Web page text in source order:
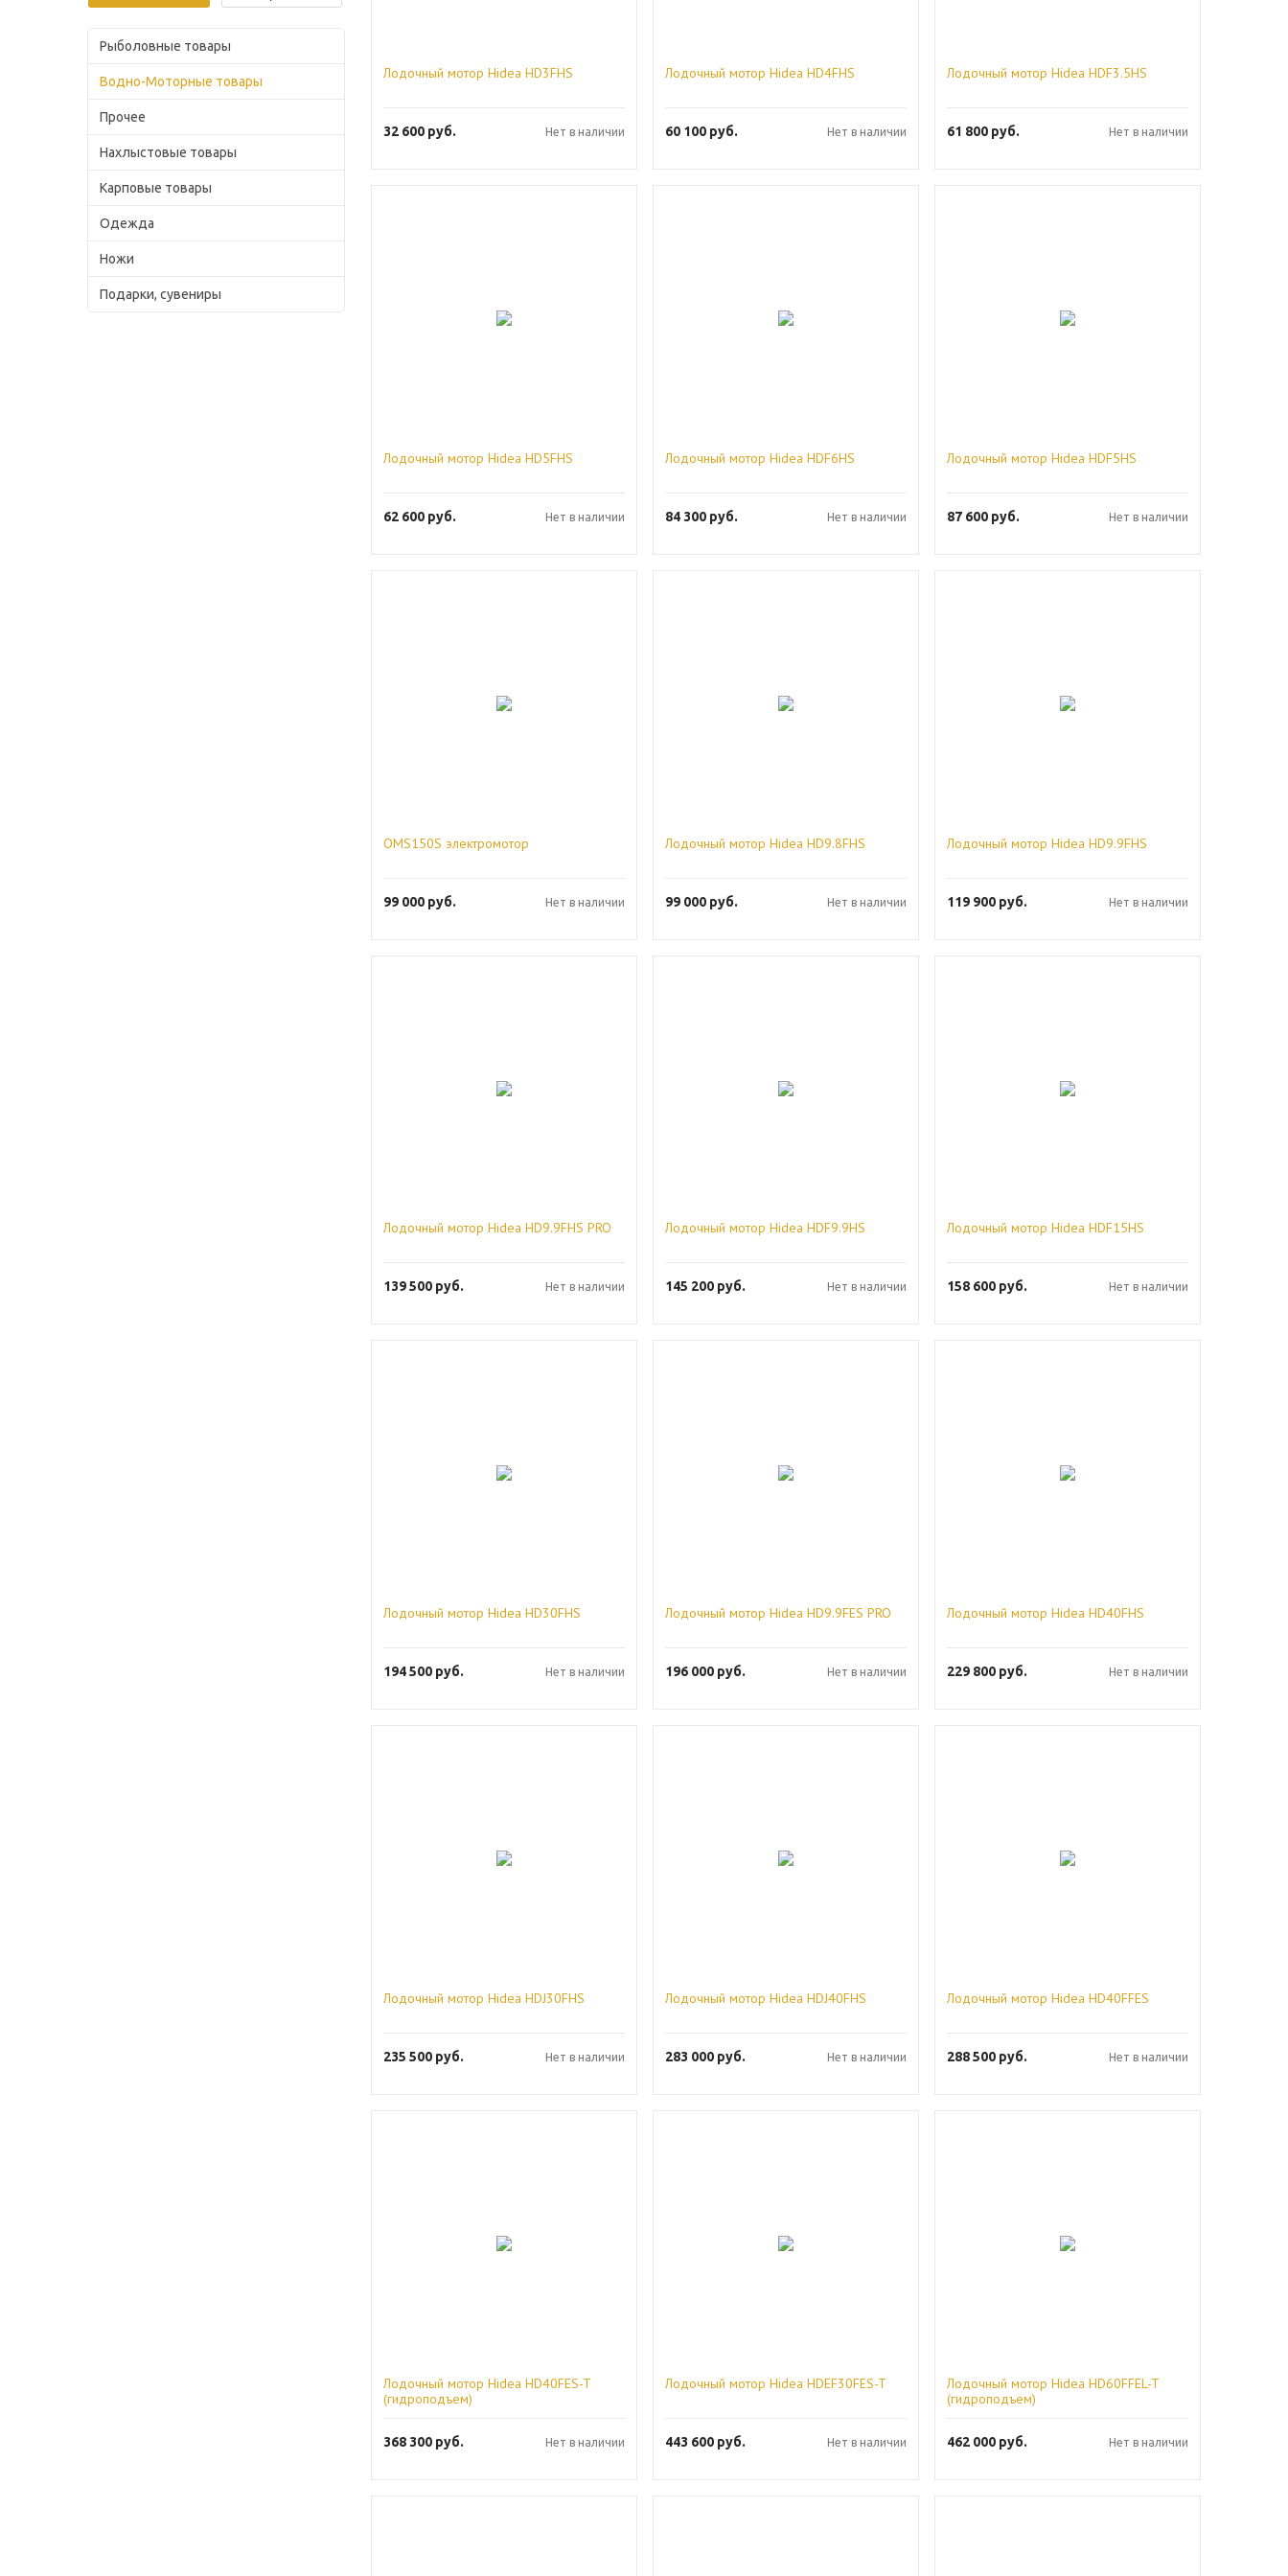
Рыболовные товары
Водно-Моторные товары
Прочее
Нахлыстовые товары
Карповые товары
Одежда
Ножи
Подарки, сувениры
Лодочный мотор Hidea HD3FHS
32 600 руб. Нет в наличии
Лодочный мотор Hidea HD4FHS
60 100 руб. Нет в наличии
Лодочный мотор Hidea HDF3.5HS
61 800 руб. Нет в наличии
Лодочный мотор Hidea HD5FHS
62 600 руб. Нет в наличии
Лодочный мотор Hidea HDF6HS
84 300 руб. Нет в наличии
Лодочный мотор Hidea HDF5HS
87 600 руб. Нет в наличии
OMS150S электромотор
99 000 руб. Нет в наличии
Лодочный мотор Hidea HD9.8FHS
99 000 руб. Нет в наличии
Лодочный мотор Hidea HD9.9FHS
119 900 руб. Нет в наличии
Лодочный мотор Hidea HD9.9FHS PRO
139 500 руб. Нет в наличии
Лодочный мотор Hidea HDF9.9HS
145 200 руб. Нет в наличии
Лодочный мотор Hidea HDF15HS
158 600 руб. Нет в наличии
Лодочный мотор Hidea HD30FHS
194 500 руб. Нет в наличии
Лодочный мотор Hidea HD9.9FES PRO
196 000 руб. Нет в наличии
Лодочный мотор Hidea HD40FHS
229 800 руб. Нет в наличии
Лодочный мотор Hidea HDJ30FHS
235 500 руб. Нет в наличии
Лодочный мотор Hidea HDJ40FHS
283 000 руб. Нет в наличии
Лодочный мотор Hidea HD40FFES
288 500 руб. Нет в наличии
Лодочный мотор Hidea HD40FES-T
(гидроподъем)
368 300 руб. Нет в наличии
Лодочный мотор Hidea HDEF30FES-T
443 600 руб. Нет в наличии
Лодочный мотор Hidea HD60FFEL-T
(гидроподъем)
462 000 руб. Нет в наличии